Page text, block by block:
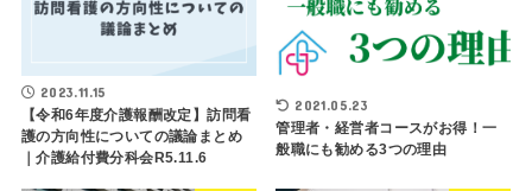
2023.11.15
【令和6年度介護報酬改定】訪問看
護の方向性についての議論まとめ
｜介護給付費分科会R5.11.6
2021.05.23
管理者・経営者コースがお得！一
般職にも勧める3つの理由